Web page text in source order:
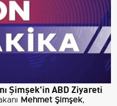
Şimşek'in ABD Ziyareti
Mehmet Şimşek,